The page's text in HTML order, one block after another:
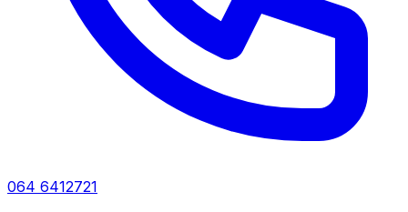
064 6412721